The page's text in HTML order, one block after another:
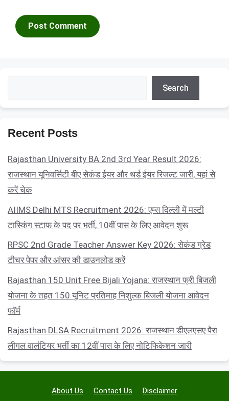
Search
Recent Posts
Rajasthan University BA 2nd 3rd Year Result 2026:
राजस्थान यूनिवर्सिटी बीए सेकंड ईयर और थर्ड ईयर रिजल्ट जारी, यहां से
करें चेक
AIIMS Delhi MTS Recruitment 2026: एम्स दिल्ली में मल्टी
टास्किंग स्टाफ के पद पर भर्ती, 10वीं पास के लिए आवेदन शुरू
RPSC 2nd Grade Teacher Answer Key 2026: सेकंड ग्रेड
टीचर पेपर और आंसर की डाउनलोड करें
Rajasthan 150 Unit Free Bijali Yojana: राजस्थान फ्री बिजली
योजना के तहत 150 यूनिट प्रतिमाह निशुल्क बिजली योजना आवेदन
फॉर्म
Rajasthan DLSA Recruitment 2026: राजस्थान डीएलएसए पैरा
लीगल वालंटियर भर्ती का 12वीं पास के लिए नोटिफिकेशन जारी
About Us Contact Us Disclaimer